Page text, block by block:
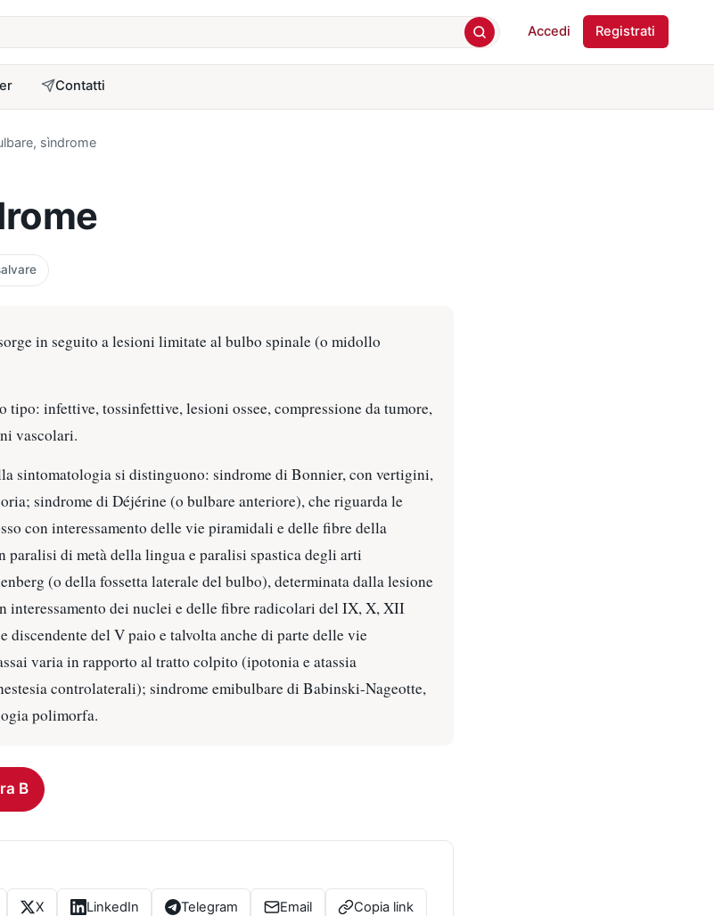
Accedi Registrati
Contatti
sìndrome
in seguito a lesioni limitate al bulbo spinale (o midollo
tipo: infettive, tossinfettive, lesioni ossee, compressione da tumore,
vascolari.
sintomatologia si distinguono: sindrome di Bonnier, con vertigini,
sindrome di Déjérine (o bulbare anteriore), che riguarda le
con interessamento delle vie piramidali e delle fibre della
paralisi di metà della lingua e paralisi spastica degli arti
(o della fossetta laterale del bulbo), determinata dalla lesione
interessamento dei nuclei e delle fibre radicolari del IX, X, XII
del V paio e talvolta anche di parte delle vie
varia in rapporto al tratto colpito (ipotonia e atassia
controlaterali); sindrome emibulbare di Babinski-Nageotte,
polimorfa.
B
X LinkedIn Telegram Email Copia link